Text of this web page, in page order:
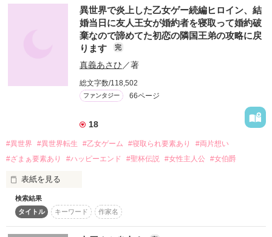
に目が合わない。お巡りさんごめんなさい。僕自首します。彼
氏さん彼女さん。♂♀の皆さん、両目をかっぽじいて、よくご
覧なさい。あなた方の世界はここにあります。自由に生きまし
た。これもまた人生。心は感情で成り立っている。これに気づ
いた時。ｽは号泣しました。
作品を読む
異世界で炎上した乙女ゲー続編ヒロイン、結
婚当日に友人王女が婚約者を寝取って婚約破
棄なので諦めてた初恋の隣国王弟の攻略に戻
ります
完
真義あさひ ／著
総文字数/118,502
ファンタジー 66ページ
18
#異世界 #異世界転生 #乙女ゲーム #寝取られ要素あり
#両片想い
#ざまぁ要素あり
#ハッピーエンド #聖杯伝説 #女性主人公 #女伯爵
表紙を見る
バツイチのアラフォーおばさんミナコが転生したのはお嬢様学
校時代、夢中で遊んだ乙女ゲームの世界だった。
検索結果
タイトル
キーワード 作家名